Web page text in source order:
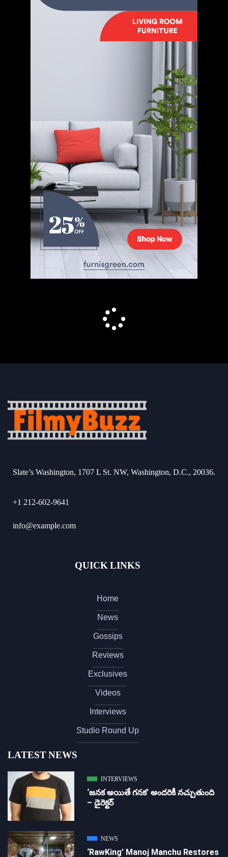
Slate’s Washington, 1707 L St. NW, Washington, D.C., 20036.
+1 212-602-9641
info@example.com
QUICK LINKS
Home
News
Gossips
Reviews
Exclusives
Videos
Interviews
Studio Round Up
LATEST NEWS
INTERVIEWS
‘జ‌న‌క అయితే గ‌న‌క‌’ అందరికీ నచ్చుతుంది
– డైరెక్ట‌ర్
NEWS
‘RawKing’ Manoj Manchu Restores